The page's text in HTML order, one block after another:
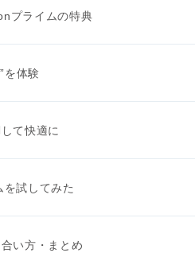
プライムの特典
を体験
て快適に
試してみた
い方・まとめ